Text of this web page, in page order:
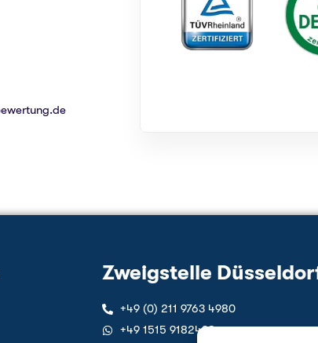
Zweigstelle
+49 (0) 211 9763 4980
‪+49 1515 9182498‬